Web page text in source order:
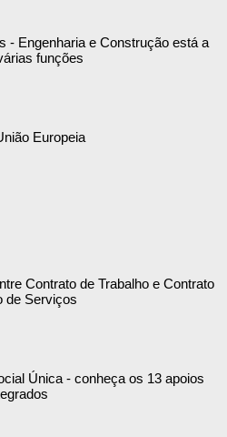
- Engenharia e Construção está a
funções
Europeia
Contrato de Trabalho e Contrato
de Serviços
Única - conheça os 13 apoios